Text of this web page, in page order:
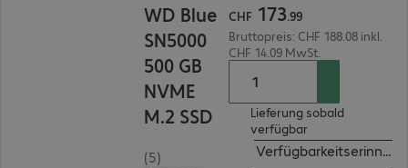
WD Blue
SN5000
500 GB
NVME
M.2 SSD
(5)
CHF 173.99
Bruttopreis: CHF 188.08 inkl.
CHF 14.09 MwSt.
Lieferung sobald
verfügbar